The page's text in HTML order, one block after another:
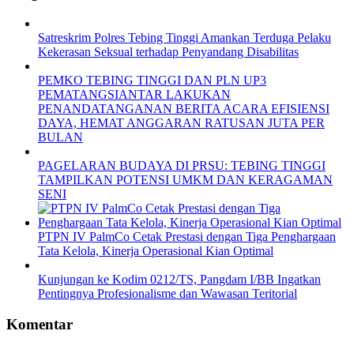
Satreskrim Polres Tebing Tinggi Amankan Terduga Pelaku
Kekerasan Seksual terhadap Penyandang Disabilitas
PEMKO TEBING TINGGI DAN PLN UP3
PEMATANGSIANTAR LAKUKAN
PENANDATANGANAN BERITA ACARA EFISIENSI
DAYA, HEMAT ANGGARAN RATUSAN JUTA PER
BULAN
PAGELARAN BUDAYA DI PRSU: TEBING TINGGI
TAMPILKAN POTENSI UMKM DAN KERAGAMAN
SENI
PTPN IV PalmCo Cetak Prestasi dengan Tiga Penghargaan
Tata Kelola, Kinerja Operasional Kian Optimal
Kunjungan ke Kodim 0212/TS, Pangdam I/BB Ingatkan
Pentingnya Profesionalisme dan Wawasan Teritorial
Komentar